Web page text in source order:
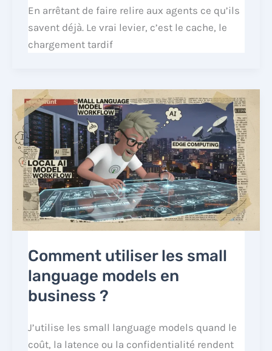
En arrêtant de faire relire aux agents ce qu’ils
savent déjà. Le vrai levier, c’est le cache, le
chargement tardif
Comment utiliser les small
language models en
business ?
J’utilise les small language models quand le
coût, la latence ou la confidentialité rendent